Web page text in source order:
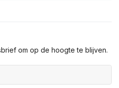
om op de hoogte te blijven.